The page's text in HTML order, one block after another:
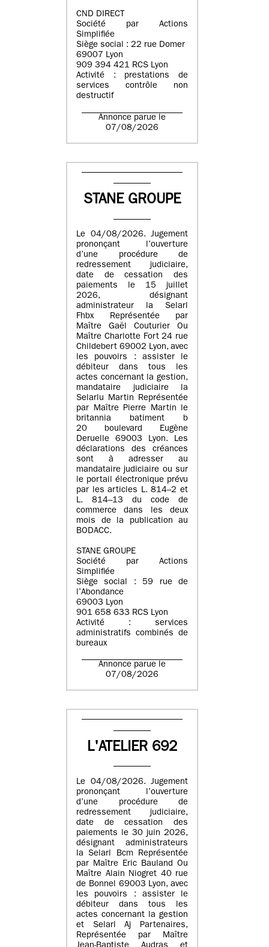
CND DIRECT
Société par Actions
Simplifiée
Siège social : 22 rue Domer
69007 Lyon
909 394 421 RCS Lyon
Activité : prestations de
services contrôle non
destructif
Annonce parue le
07/08/2026
STANE GROUPE
Le 04/08/2026. Jugement
prononçant l’ouverture
d’une procédure de
redressement judiciaire,
date de cessation des
paiements le 15 juillet
2026, désignant
administrateur la Selarl
Fhbx Représentée par
Maître Gaël Couturier Ou
Maître Charlotte Fort 24 rue
Childebert 69002 Lyon, avec
les pouvoirs : assister le
débiteur dans tous les
actes concernant la gestion,
mandataire judiciaire la
Selarlu Martin Représentée
par Maître Pierre Martin le
britannia batiment b
20 boulevard Eugène
Deruelle 69003 Lyon. Les
déclarations des créances
sont à adresser au
mandataire judiciaire ou sur
le portail électronique prévu
par les articles L. 814–2 et
L. 814–13 du code de
commerce dans les deux
mois de la publication au
BODACC.
STANE GROUPE
Société par Actions
Simplifiée
Siège social : 59 rue de
l’Abondance
69003 Lyon
901 658 633 RCS Lyon
Activité : services
administratifs combinés de
bureaux
Annonce parue le
07/08/2026
L'ATELIER 692
Le 04/08/2026. Jugement
prononçant l’ouverture
d’une procédure de
redressement judiciaire,
date de cessation des
paiements le 30 juin 2026,
désignant administrateurs
la Selarl Bcm Représentée
par Maître Eric Bauland Ou
Maître Alain Niogret 40 rue
de Bonnel 69003 Lyon, avec
les pouvoirs : assister le
débiteur dans tous les
actes concernant la gestion
et Selarl Aj Partenaires,
Représentée par Maître